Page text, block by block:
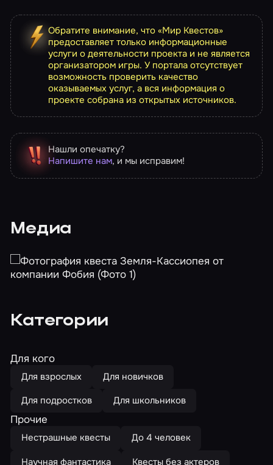
Обратите внимание, что «Мир Квестов»
предоставляет только информационные
услуги о деятельности проекта и не является
организатором игры. У портала отсутствует
возможность проверить качество
оказываемых услуг, а вся информация о
проекте собрана из открытых источников.
Нашли опечатку?
Напишите нам, и мы исправим!
Медиа
Категории
Для кого
Для взрослых
Для новичков
Для подростков
Для школьников
Прочие
Нестрашные квесты
До 4 человек
Научная фантастика
Квесты без актеров